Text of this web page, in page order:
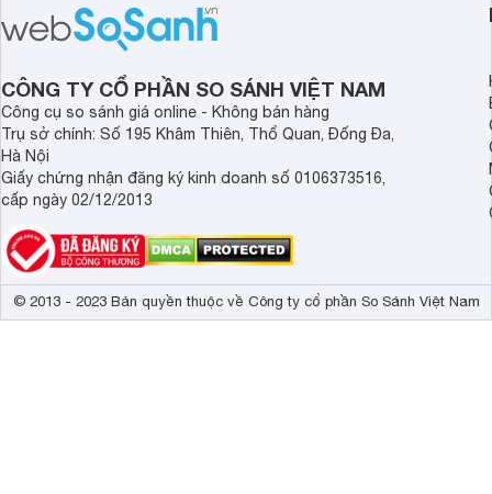
lượng với nhiều trang bị ấn tượng và
độ bền bỉ cho nhu cầu sử dụng lâu
dài.
CÔNG TY CỔ PHẦN SO SÁNH VIỆT NAM
Công cụ so sánh giá online - Không bán hàng
Trụ sở chính: Số 195 Khâm Thiên, Thổ Quan, Đống Đa,
Hà Nội
Giấy chứng nhận đăng ký kinh doanh số 0106373516,
cấp ngày 02/12/2013
© 2013 - 2023 Bản quyền thuộc về Công ty cổ phần So Sánh Việt Nam